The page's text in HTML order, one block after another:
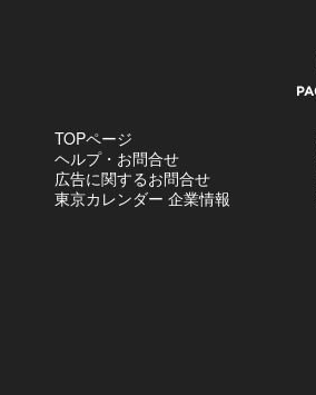
TOPページ
ヘルプ・お問合せ
広告に関するお問合せ
東京カレンダー 企業情報